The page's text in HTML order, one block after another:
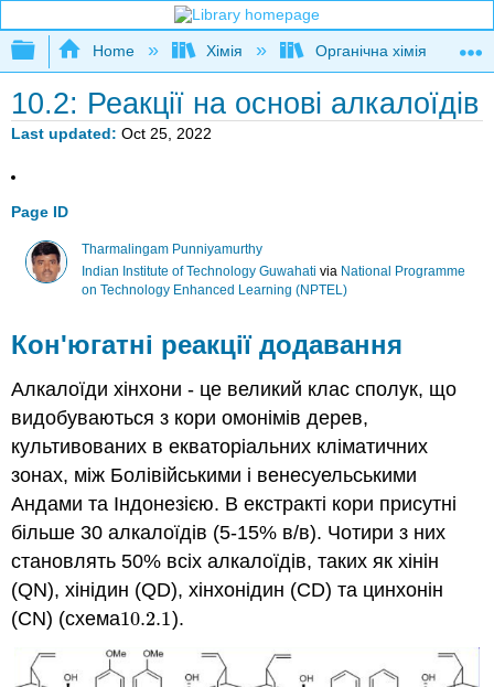
Expand/collapse global hierarchy
Home Хімія Органічна хімія
10.2: Реакції на основі алкалоїдів
Last updated Oct 25, 2022
Page ID
Tharmalingam Punniyamurthy
Indian Institute of Technology Guwahati via National Programme
on Technology Enhanced Learning (NPTEL)
Кон'югатні реакції додавання
Алкалоїди хінхони - це великий клас сполук, що
видобуваються з кори омонімів дерев,
культивованих в екваторіальних кліматичних
зонах, між Болівійськими і венесуельськими
Андами та Індонезією. В екстракті кори присутні
більше 30 алкалоїдів (5-15% в/в). Чотири з них
становлять 50% всіх алкалоїдів, таких як хінін
(QN), хінідин (QD), хінхонідин (CD) та цинхонін
(CN) (схема10.2.1
10.2.1).